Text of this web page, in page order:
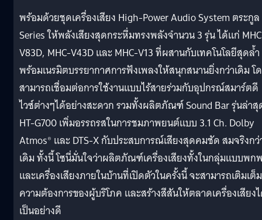
พร้อมด้วยชุดเครื่องเสียง High-Power Audio System ตระกู
Series ให้พลังเสียงสุดกระหึ่มทรงพลังจำนวน 3 รุ่น ได้แก่
V83D, MHC-V43D และ MHC-V13 ที่ผสานกับเทคโนโลยีสุดล้ำ
พร้อมเนรมิตบรรยากาศการฟังเพลงให้สนุกสนานยิ่งกว่าเดิม โ
สามารถเชื่อมต่อการใช้งานแบบไร้สายร่วมกับอุปกรณ์สมาร์ตดี
ไวซ์ต่างๆได้อย่างสะดวก รวมทั้งผลิตภัณฑ์ Sound Bar รุ่นล่า
HT-G700 เพิ่มอรรถรสในการชมภาพยนต์แบบ 3.1 Ch. Dolby
Atmos® และ DTS-X กับประสบการณ์เสียงสุดคมชัด สมจริงกว่
เดิม ทั้งนี้ โซนี่มั่นใจว่าผลิตภัณฑ์เครื่องเสียงทั้งในกลุ่มแบบพก
และเครื่องเสียงภายในบ้านที่เปิดตัวในครั้งนี้ จะสามารถเติมเต็ม
ความต้องการของผู้บริโภค และสร้างสีสันให้ตลาดเครื่องเสียง
เป็นอย่างดี